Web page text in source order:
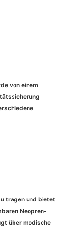
von einem
tragen und bietet
Neopren-
über modische